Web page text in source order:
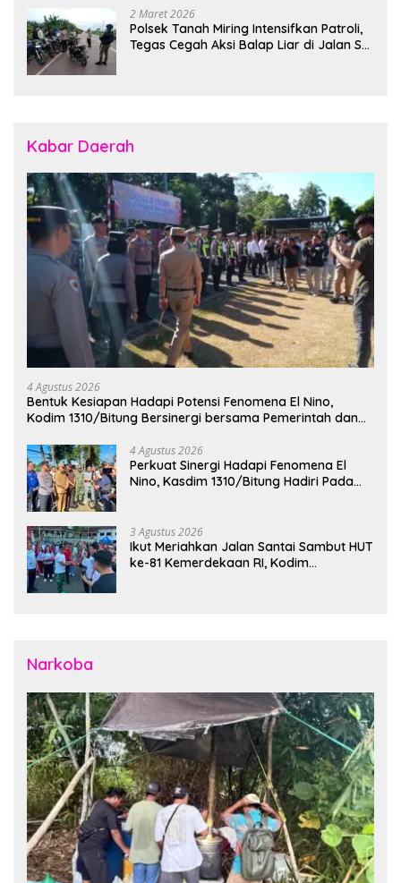
2 Maret 2026
Polsek Tanah Miring Intensifkan Patroli,
Tegas Cegah Aksi Balap Liar di Jalan SP
Kabar Daerah
4 Agustus 2026
Bentuk Kesiapan Hadapi Potensi Fenomena El Nino,
Kodim 1310/Bitung Bersinergi bersama Pemerintah dan
Bencana
4 Agustus 2026
Perkuat Sinergi Hadapi Fenomena El
Nino, Kasdim 1310/Bitung Hadiri Pada
3 Agustus 2026
Ikut Meriahkan Jalan Santai Sambut HUT
ke-81 Kemerdekaan RI, Kodim
Narkoba